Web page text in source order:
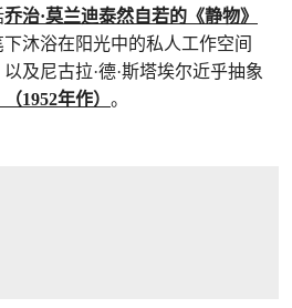
乔治·莫兰迪泰然自若的《静物》
沐浴在阳光中的私人工作空间
以及尼古拉·德·斯塔埃尔近乎抽象
1952年作） 。